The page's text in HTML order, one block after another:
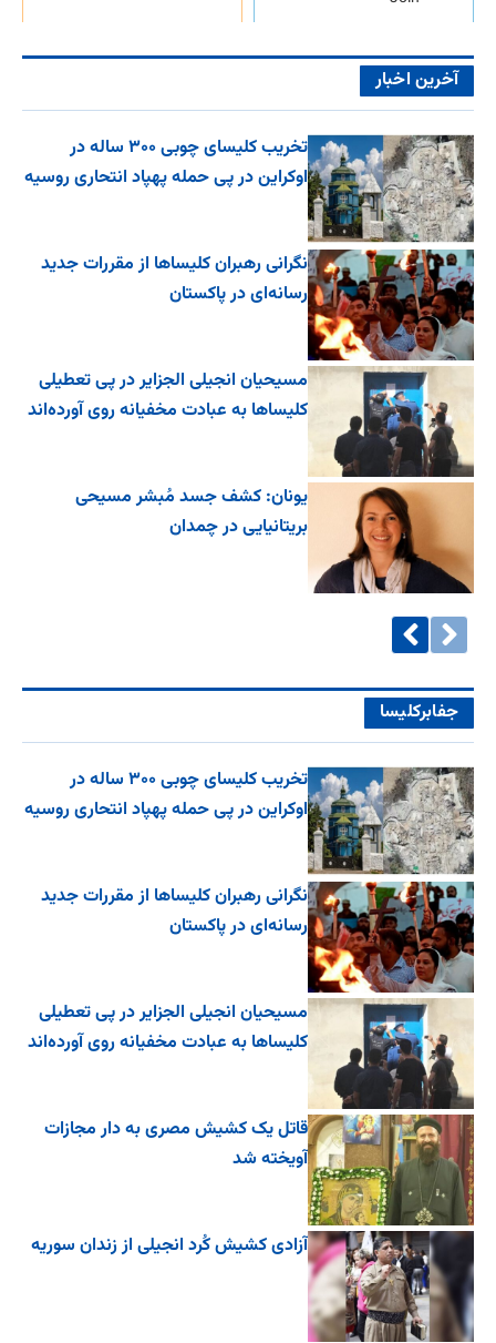
آخرین اخبار
تخریب کلیسای چوبی ۳۰۰ ساله در
اوکراین در پی حمله پهپاد انتحاری روسیه
نگرانی رهبران کلیساها از مقررات جدید
رسانه‌ای در پاکستان
مسیحیان انجیلی الجزایر در پی تعطیلی
کلیساها به عبادت مخفیانه روی آورده‌اند
یونان: کشف جسد مُبشر مسیحی
بریتانیایی در چمدان
جفا‌بر‌کلیسا
تخریب کلیسای چوبی ۳۰۰ ساله در
اوکراین در پی حمله پهپاد انتحاری روسیه
نگرانی رهبران کلیساها از مقررات جدید
رسانه‌ای در پاکستان
مسیحیان انجیلی الجزایر در پی تعطیلی
کلیساها به عبادت مخفیانه روی آورده‌اند
قاتل یک کشیش مصری به دار مجازات
آویخته شد
آزادی کشیش کُرد انجیلی از زندان سوریه